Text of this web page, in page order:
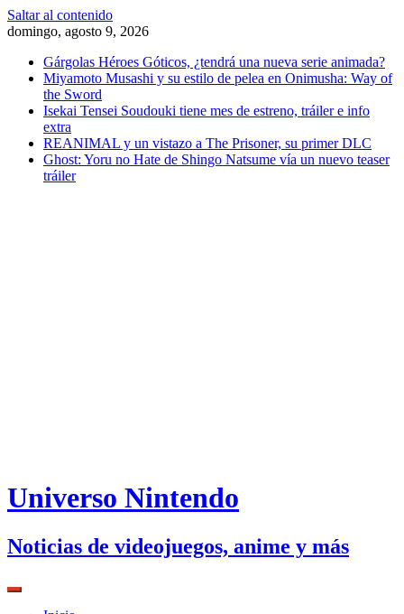
Saltar al contenido
domingo, agosto 9, 2026
Gárgolas Héroes Góticos, ¿tendrá una nueva serie animada?
Miyamoto Musashi y su estilo de pelea en Onimusha: Way of
the Sword
Isekai Tensei Soudouki tiene mes de estreno, tráiler e info
extra
REANIMAL y un vistazo a The Prisoner, su primer DLC
Ghost: Yoru no Hate de Shingo Natsume vía un nuevo teaser
tráiler
Universo Nintendo
Noticias de videojuegos, anime y más